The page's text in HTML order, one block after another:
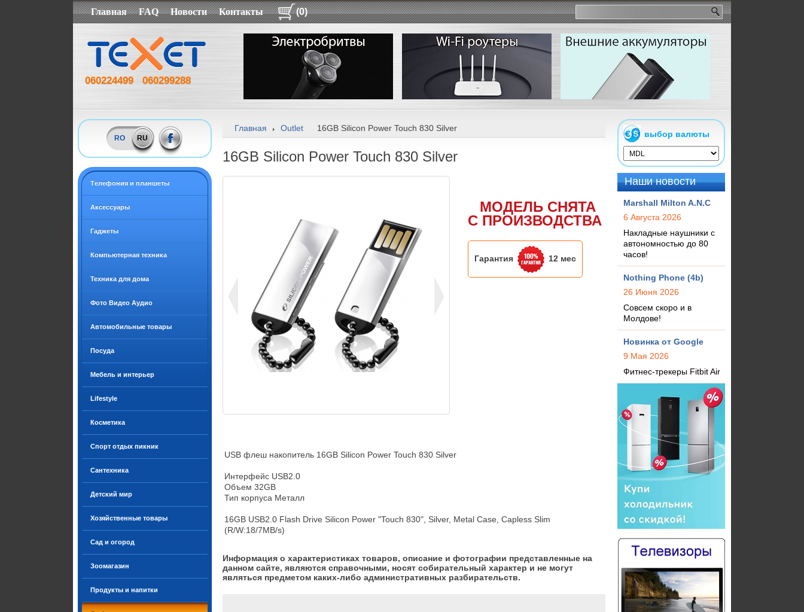
Главная FAQ Новости Контакты (0)
060224499 060299288
RO RU
Tелефония и планшеты
Аксессуары
Гаджеты
Компьютерная техника
Техника для дома
Фото Видео Аудио
Автомобильные товары
Посуда
Мебель и интерьер
Lifestyle
Косметика
Спорт отдых пикник
Сантехника
Детский мир
Хозяйственные товары
Сад и огород
Зоомагазин
Продукты и напитки
Главная Outlet 16GB Silicon Power Touch 830 Silver
16GB Silicon Power Touch 830 Silver
МОДЕЛЬ СНЯТА
С ПРОИЗВОДСТВА
Гарантия 12 мес
USB флеш накопитель 16GB Silicon Power Touch 830 Silver
Интерфейс USB2.0
Объем 32GB
Тип корпуса Металл
16GB USB2.0 Flash Drive Silicon Power "Touch 830", Silver, Metal Case, Capless Slim
(R/W:18/7MB/s)
Информация о характеристиках товаров, описание и фотографии представленные на
данном сайте, являются справочными, носят собирательный характер и не могут
являться предметом каких-либо административных разбирательств.
выбор валюты
Наши новости
Marshall Milton A.N.C
6 Августа 2026
Накладные наушники с
автономностью до 80
часов!
Nothing Phone (4b)
26 Июня 2026
Совсем скоро и в
Молдове!
Новинка от Google
9 Мая 2026
Фитнес-трекеры Fitbit Air